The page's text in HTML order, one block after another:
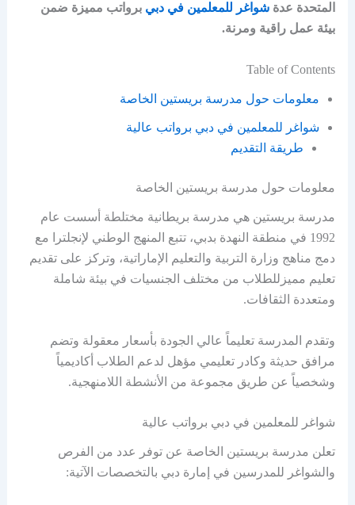
المتحدة عدة شواغر للمعلمين في دبي برواتب مميزة ضمن
بيئة عمل راقية ومرنة.
Table of Contents
معلومات حول مدرسة بريستين الخاصة
شواغر للمعلمين في دبي برواتب عالية
طريقة التقديم
معلومات حول مدرسة بريستين الخاصة
مدرسة بريستين هي مدرسة بريطانية مختلطة أسست عام
1992 في منطقة النهدة بدبي، تتبع المنهج الوطني لإنجلترا مع
دمج مناهج وزارة التربية والتعليم الإماراتية، وتركز على تقديم
تعليم مميزللطلاب من مختلف الجنسيات في بيئة شاملة
ومتعددة الثقافات.
وتقدم المدرسة تعليماً عالي الجودة بأسعار معقولة وتضم
مرافق حديثة وكادر تعليمي مؤهل لدعم الطلاب أكاديمياً
وشخصياً عن طريق مجموعة من الأنشطة اللامنهجية.
شواغر للمعلمين في دبي برواتب عالية
تعلن مدرسة بريستين الخاصة عن توفر عدد من الفرص
والشواغر للمدرسين في إمارة دبي بالتخصصات الآتية: